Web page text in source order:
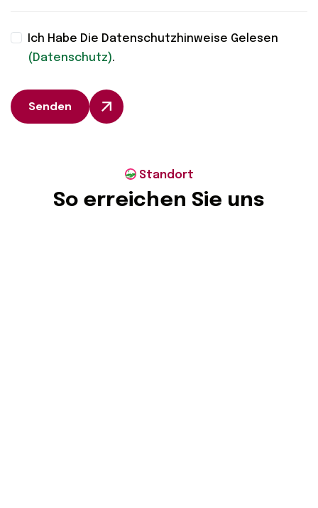
Ich Habe Die Datenschutzhinweise Gelesen
(Datenschutz).
Senden
Standort
So erreichen Sie uns